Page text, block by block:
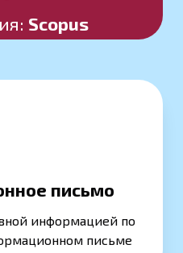
Scopus
письмо
информацией по
письме